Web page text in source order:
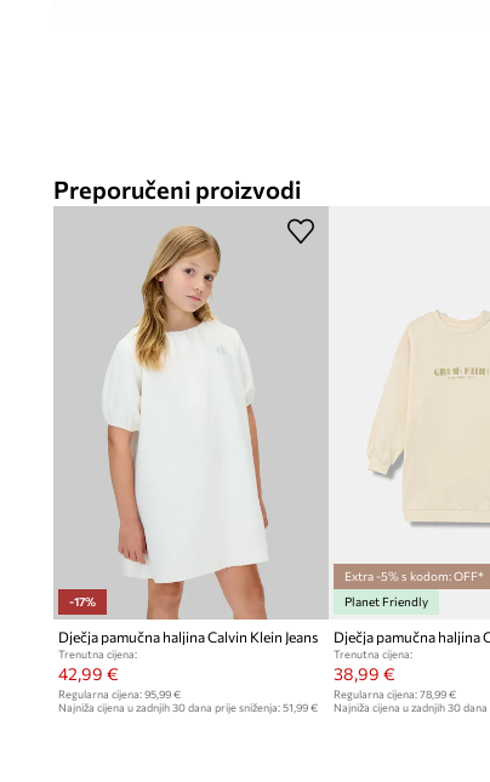
Preporučeni proizvodi
-17%
Dječja pamučna haljina Calvin Klein Jeans
Trenutna cijena:
42,99 €
Regularna cijena: 95,99 €
Najniža cijena u zadnjih 30 dana prije sniženja: 51,99 €
Extra -5% s kodom: OFF*
Planet Friendly
Dječja pamučna haljina
Trenutna cijena:
38,99 €
Regularna cijena:78,99 €
Najniža cijena u zadnjih 30